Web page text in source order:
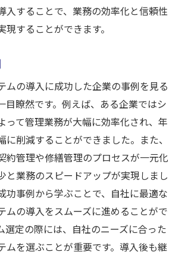
入することで、業務の効率化と信頼性
現することができます。
ムの導入に成功した企業の事例を見る
目瞭然です。例えば、ある企業ではシ
って管理業務が大幅に効率化され、年
に削減することができました。また、
約管理や修繕管理のプロセスが一元化
と業務のスピードアップが実現しまし
功事例から学ぶことで、自社に最適な
ムの導入をスムーズに進めることがで
選定の際には、自社のニーズに合った
ムを選ぶことが重要です。導入後も継